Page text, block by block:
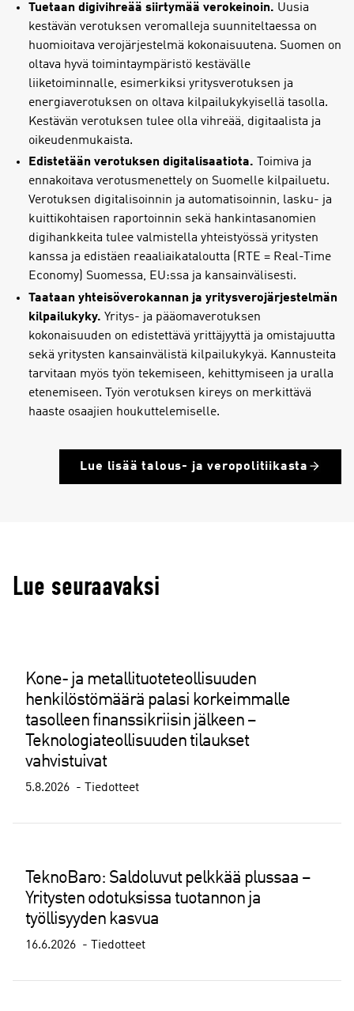
Tuetaan digivihreää siirtymää verokeinoin. Uusia
kestävän verotuksen veromalleja suunniteltaessa on
huomioitava verojärjestelmä kokonaisuutena. Suomen on
oltava hyvä toimintaympäristö kestävälle
liiketoiminnalle, esimerkiksi yritysverotuksen ja
energiaverotuksen on oltava kilpailukykyisellä tasolla.
Kestävän verotuksen tulee olla vihreää, digitaalista ja
oikeudenmukaista.
Edistetään verotuksen digitalisaatiota. Toimiva ja
ennakoitava verotusmenettely on Suomelle kilpailuetu.
Verotuksen digitalisoinnin ja automatisoinnin, lasku- ja
kuittikohtaisen raportoinnin sekä hankintasanomien
digihankkeita tulee valmistella yhteistyössä yritysten
kanssa ja edistäen reaaliaikataloutta (RTE = Real-Time
Economy) Suomessa, EU:ssa ja kansainvälisesti.
Taataan yhteisöverokannan ja yritysverojärjestelmän
kilpailukyky. Yritys- ja pääomaverotuksen
kokonaisuuden on edistettävä yrittäjyyttä ja omistajuutta
sekä yritysten kansainvälistä kilpailukykyä. Kannusteita
tarvitaan myös työn tekemiseen, kehittymiseen ja uralla
etenemiseen. Työn verotuksen kireys on merkittävä
haaste osaajien houkuttelemiselle.
Lue lisää talous- ja veropolitiikasta
Lue seuraavaksi
Kone- ja metallituoteteollisuuden
henkilöstömäärä palasi korkeimmalle
tasolleen finanssikriisin jälkeen –
Teknologiateollisuuden tilaukset
vahvistuivat
5.8.2026 Tiedotteet
TeknoBaro: Saldoluvut pelkkää plussaa –
Yritysten odotuksissa tuotannon ja
työllisyyden kasvua
16.6.2026 Tiedotteet